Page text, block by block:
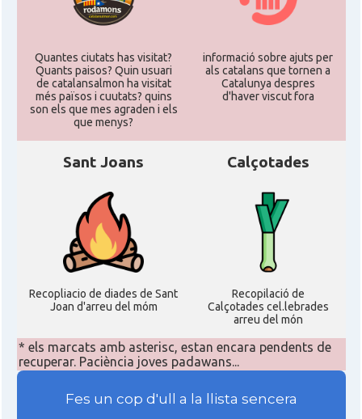
Quantes ciutats has visitat?
Quants paisos? Quin usuari
de catalansalmon ha visitat
més països i cuutats? quins
son els que mes agraden i els
que menys?
informació sobre ajuts per
als catalans que tornen a
Catalunya despres
d'haver viscut fora
Sant Joans
Recopliacio de diades de Sant
Joan d'arreu del móm
Calçotades
Recopilació de
Calçotades cel.lebrades
arreu del món
* els marcats amb asterisc, estan encara pendents de
recuperar. Paciència joves padawans...
Fes un cop d'ull a la llista sencera